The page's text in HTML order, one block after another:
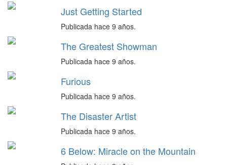
Just Getting Started
Publicada hace 9 años.
The Greatest Showman
Publicada hace 9 años.
Furious
Publicada hace 9 años.
The Disaster Artist
Publicada hace 9 años.
6 Below: Miracle on the Mountain